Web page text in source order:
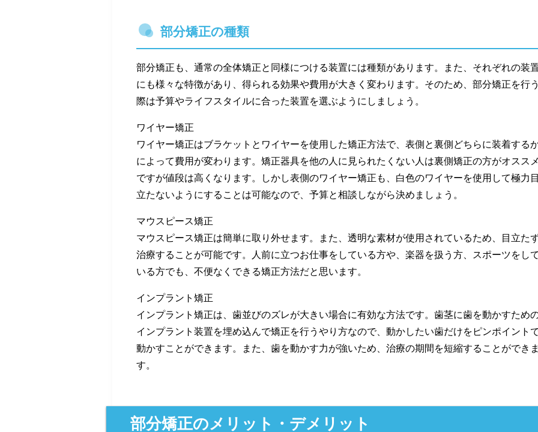
部分矯正の種類
部分矯正も、通常の全体矯正と同様につける装置には種類があります。また、それぞれの装
にも様々な特徴があり、得られる効果や費用が大きく変わります。そのため、部分矯正を行う
際は予算やライフスタイルに合った装置を選ぶようにしましょう。
ワイヤー矯正
ワイヤー矯正はブラケットとワイヤーを使用した矯正方法で、表側と裏側どちらに装着する
によって費用が変わります。矯正器具を他の人に見られたくない人は裏側矯正の方がオススメ
ですが値段は高くなります。しかし表側のワイヤー矯正も、白色のワイヤーを使用して極力目
立たないようにすることは可能なので、予算と相談しながら決めましょう。
マウスピース矯正
マウスピース矯正は簡単に取り外せます。また、透明な素材が使用されているため、目立た
治療することが可能です。人前に立つお仕事をしている方や、楽器を扱う方、スポーツをして
いる方でも、不便なくできる矯正方法だと思います。
インプラント矯正
インプラント矯正は、歯並びのズレが大きい場合に有効な方法です。歯茎に歯を動かすため
インプラント装置を埋め込んで矯正を行うやり方なので、動かしたい歯だけをピンポイント
動かすことができます。また、歯を動かす力が強いため、治療の期間を短縮することができま
す。
部分矯正のメリット・デメリット